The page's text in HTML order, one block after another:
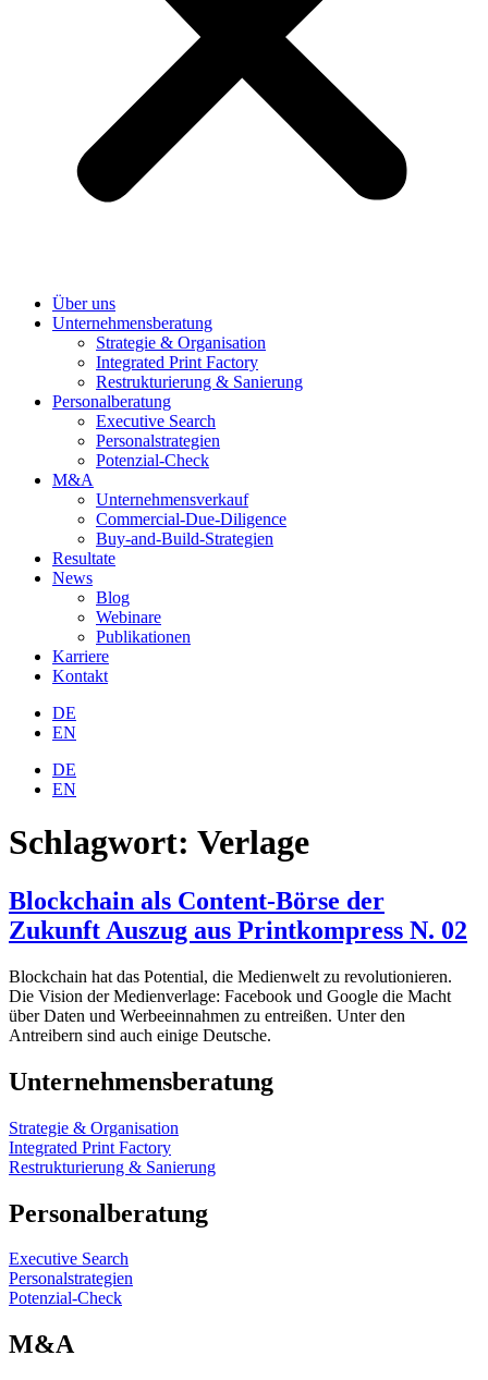
Über uns
Unternehmensberatung
Strategie & Organisation
Integrated Print Factory
Restrukturierung & Sanierung
Personalberatung
Executive Search
Personalstrategien
Potenzial-Check
M&A
Unternehmensverkauf
Commercial-Due-Diligence
Buy-and-Build-Strategien
Resultate
News
Blog
Webinare
Publikationen
Karriere
Kontakt
DE
EN
DE
EN
Schlagwort: Verlage
Blockchain als Content-Börse der
Zukunft Auszug aus Printkompress N. 02
Blockchain hat das Potential, die Medienwelt zu revolutionieren.
Die Vision der Medienverlage: Facebook und Google die Macht
über Daten und Werbeeinnahmen zu entreißen. Unter den
Antreibern sind auch einige Deutsche.
Unternehmensberatung
Strategie & Organisation
Integrated Print Factory
Restrukturierung & Sanierung
Personalberatung
Executive Search
Personalstrategien
Potenzial-Check
M&A